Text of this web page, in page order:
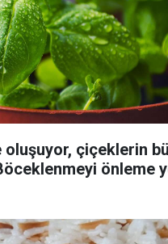
oluşuyor, çiçeklerin
önleme